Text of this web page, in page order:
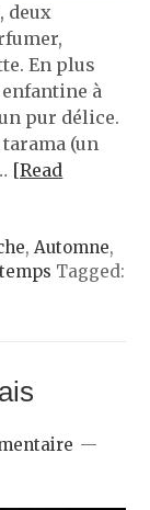
deux
En plus
à
pur délice.
(un
[Read
,Automne,
Tagged: